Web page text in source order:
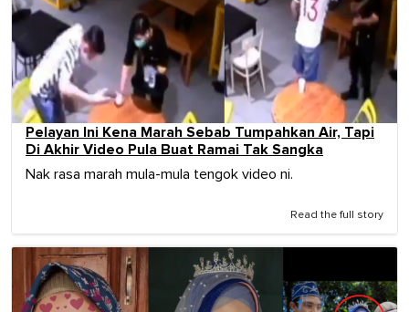
Pelayan Ini Kena Marah Sebab Tumpahkan Air, Tapi
Di Akhir Video Pula Buat Ramai Tak Sangka
Nak rasa marah mula-mula tengok video ni.
Read the full story